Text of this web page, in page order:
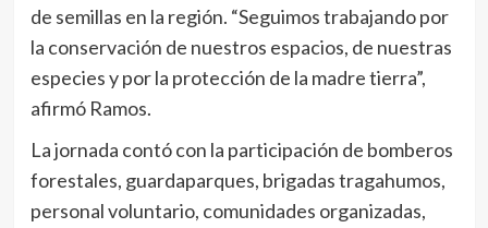
de semillas en la región. “Seguimos trabajando por
la conservación de nuestros espacios, de nuestras
especies y por la protección de la madre tierra”,
afirmó Ramos.
La jornada contó con la participación de bomberos
forestales, guardaparques, brigadas tragahumos,
personal voluntario, comunidades organizadas,